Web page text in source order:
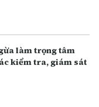
làm trọng tâm
kiểm tra, giám sát